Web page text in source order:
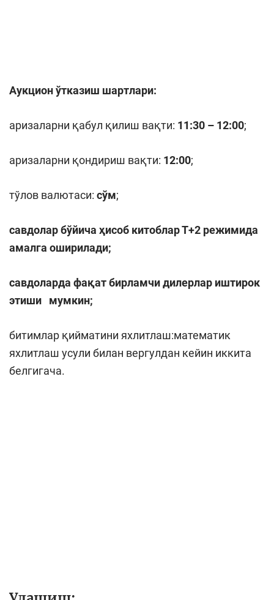
Аукцион ўтказиш шартлари:
аризаларни қабул қилиш вақти: 11:30 – 12:00;
аризаларни қондириш вақти: 12:00;
тўлов валютаси: сўм;
савдолар бўйича ҳисоб китоблар Т+2 режимида
амалга оширилади;
савдоларда фақат бирламчи дилерлар иштирок
этиши мумкин;
битимлар қийматини яхлитлаш:математик
яхлитлаш усули билан вергулдан кейин иккита
белгигача.